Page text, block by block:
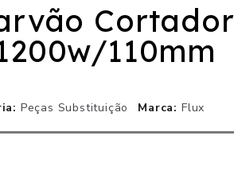
Cortador
110mm
Peças Substituição Marca Flux